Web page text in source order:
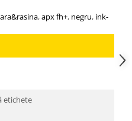
,apx fh+, negru, ink-
etichete